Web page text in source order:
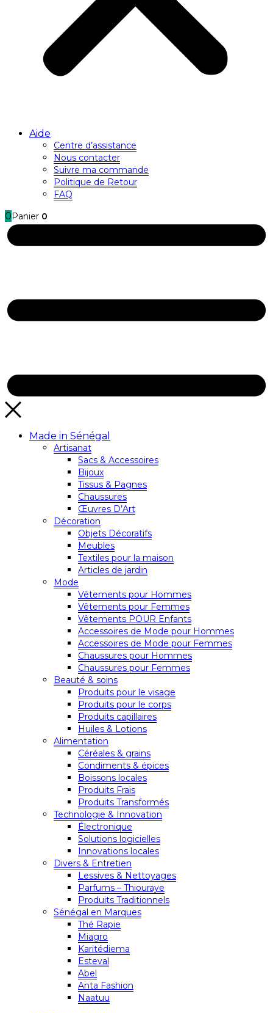
Aide
Centre d’assistance
Nous contacter
Suivre ma commande
Politique de Retour
FAQ
0 Panier 0
Made in Sénégal
Artisanat
Sacs & Accessoires
Bijoux
Tissus & Pagnes
Chaussures
Œuvres D’Art
Décoration
Objets Décoratifs
Meubles
Textiles pour la maison
Articles de jardin
Mode
Vêtements pour Hommes
Vêtements pour Femmes
Vêtements POUR Enfants
Accessoires de Mode pour Hommes
Accessoires de Mode pour Femmes
Chaussures pour Hommes
Chaussures pour Femmes
Beauté & soins
Produits pour le visage
Produits pour le corps
Produits capillaires
Huiles & Lotions
Alimentation
Céréales & grains
Condiments & épices
Boissons locales
Produits Frais
Produits Transformés
Technologie & Innovation
Électronique
Solutions logicielles
Innovations locales
Divers & Entretien
Lessives & Nettoyages
Parfums – Thiouraye
Produits Traditionnels
Sénégal en Marques
Thé Rapie
Miagro
Karitédiema
Esteval
Abel
Anta Fashion
Naatuu